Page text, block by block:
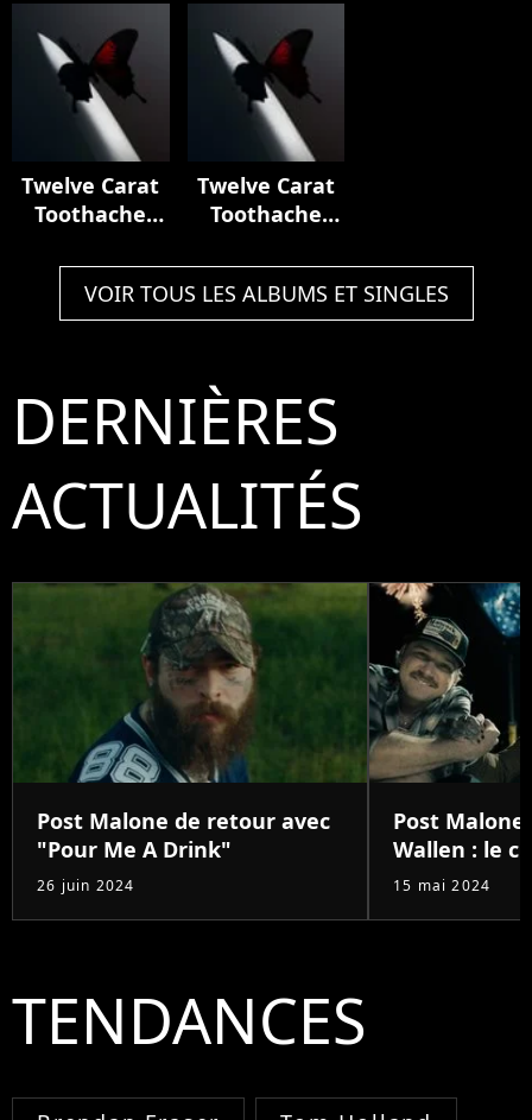
Twelve Carat
Toothache
Twelve Carat
Toothache
VOIR TOUS LES ALBUMS ET SINGLES
DERNIÈRES
ACTUALITÉS
Post Malone de retour avec
"Pour Me A Drink"
26 juin 2024
Post
Wallen : le
15 mai 2024
TENDANCES